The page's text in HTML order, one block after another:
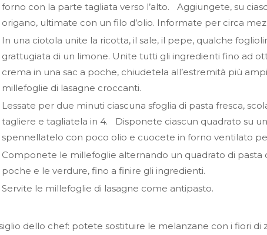
forno con la parte tagliata verso l’alto. Aggiungete, su
origano, ultimate con un filo d’olio. Informate per circa
In una ciotola unite la ricotta, il sale, il pepe, qualche
grattugiata di un limone. Unite tutti gli ingredienti fino ad
crema in una sac a poche, chiudetela all’estremità più
millefoglie di lasagne croccanti.
Lessate per due minuti ciascuna sfoglia di pasta fresca,
tagliere e tagliatela in 4. Disponete ciascun quadrato su
spennellatelo con poco olio e cuocete in forno ventilato
Componete le millefoglie alternando un quadrato di pasta
poche e le verdure, fino a finire gli ingredienti.
Servite le millefoglie di lasagne come antipasto.
dello chef: potete sostituire le melanzane con i fiori